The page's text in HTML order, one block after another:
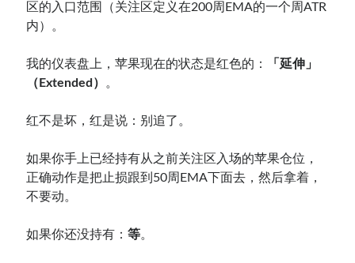
区的入口范围（关注区定义在200周EMA的一个周ATR
内）。
我的仪表盘上，苹果现在的状态是红色的：
「延伸」
（Extended）
。
红不是坏，红是说：别追了。
如果你手上已经持有从之前关注区入场的苹果仓位，
正确动作是把止损跟到50周EMA下面去，然后拿着，
不要动。
如果你还没持有：等。